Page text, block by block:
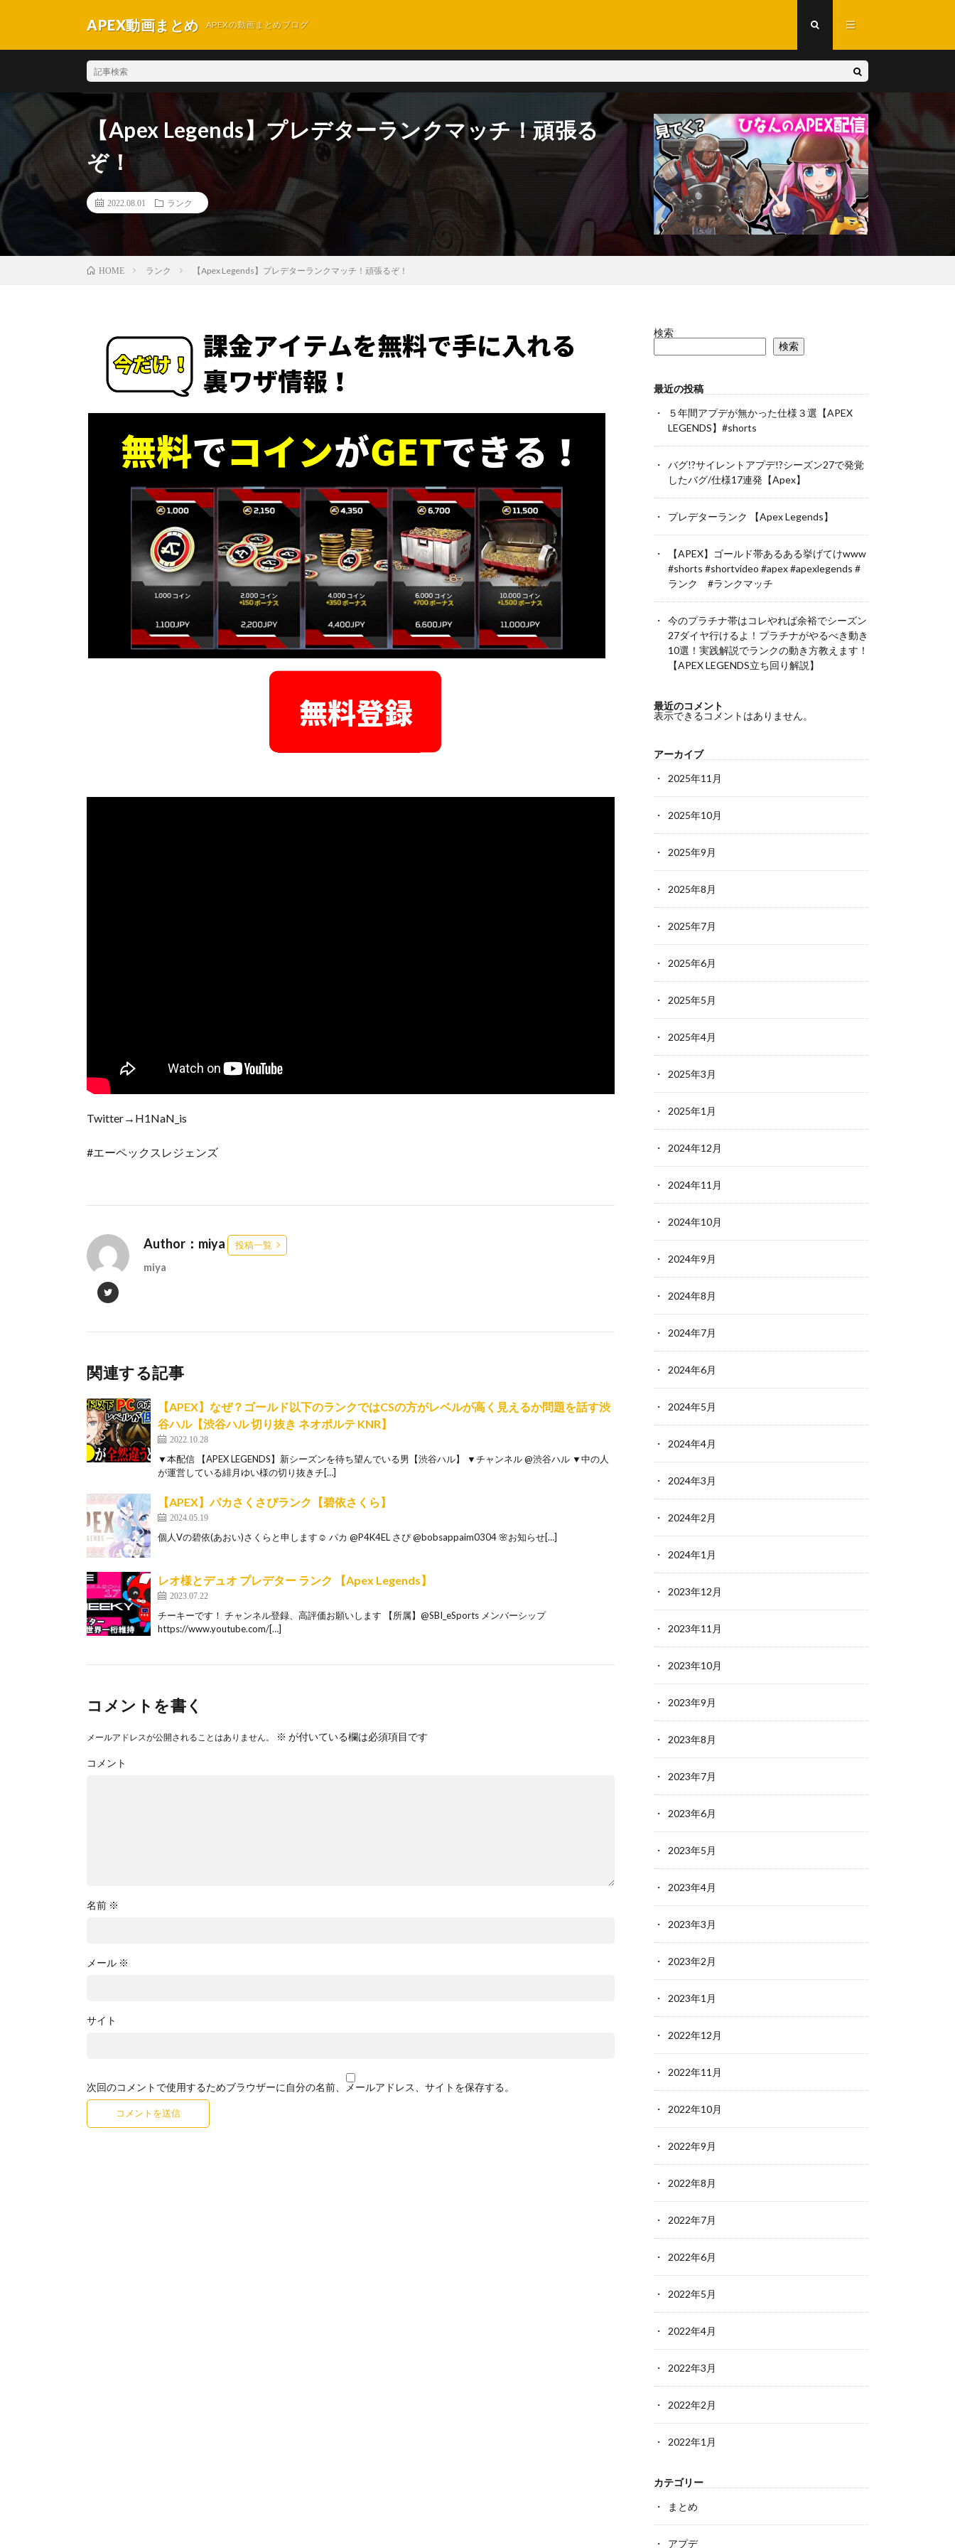
APEX動画まとめ APEXの動画まとめブログ
【Apex Legends】プレデターランクマッチ！頑張る
ぞ！
2022.08.01 ランク
HOME ランク 【Apex Legends】プレデターランクマッチ！頑張るぞ！
Twitter→H1NaN_is
#エーペックスレジェンズ
Author：miya 投稿一覧
miya
関連する記事
【APEX】なぜ？ゴールド以下のランクではCSの方がレベルが高く見えるか問題を話す渋
谷ハル【渋谷ハル 切り抜き ネオポルテ KNR】
2022.10.28
▼本配信 【APEX LEGENDS】新シーズンを待ち望んでいる男【渋谷ハル】 ▼チャンネル @渋谷ハル ▼中の人
が運営している緋月ゆい様の切り抜きチ[…]
【APEX】パカさくさぴランク【碧依さくら】
2024.05.19
個人Vの碧依(あおい)さくらと申します☺ パカ @P4K4EL さぴ @bobsappaim0304 🌸お知らせ[…]
レオ様とデュオ プレデター ランク 【Apex Legends】
2023.07.22
チーキーです！ チャンネル登録、高評価お願いします 【所属】@SBI_eSports メンバーシップ
https://www.youtube.com/[…]
コメントを書く
メールアドレスが公開されることはありません。 ※ が付いている欄は必須項目です
コメント
名前 ※
メール ※
サイト
次回のコメントで使用するためブラウザーに自分の名前、メールアドレス、サイトを保存する。
検索
検索
最近の投稿
５年間アプデが無かった仕様３選【APEX
LEGENDS】#shorts
バグ!?サイレントアプデ!?シーズン27で発覚
したバグ/仕様17連発【Apex】
プレデターランク 【Apex Legends】
【APEX】ゴールド帯あるある挙げてけwww
#shorts #shortvideo #apex #apexlegends #
ランク #ランクマッチ
今のプラチナ帯はコレやれば余裕でシーズン
27ダイヤ行けるよ！プラチナがやるべき動き
10選！実践解説でランクの動き方教えます！
【APEX LEGENDS立ち回り解説】
最近のコメント
表示できるコメントはありません。
アーカイブ
2025年11月
2025年10月
2025年9月
2025年8月
2025年7月
2025年6月
2025年5月
2025年4月
2025年3月
2025年1月
2024年12月
2024年11月
2024年10月
2024年9月
2024年8月
2024年7月
2024年6月
2024年5月
2024年4月
2024年3月
2024年2月
2024年1月
2023年12月
2023年11月
2023年10月
2023年9月
2023年8月
2023年7月
2023年6月
2023年5月
2023年4月
2023年3月
2023年2月
2023年1月
2022年12月
2022年11月
2022年10月
2022年9月
2022年8月
2022年7月
2022年6月
2022年5月
2022年4月
2022年3月
2022年2月
2022年1月
カテゴリー
まとめ
アプデ